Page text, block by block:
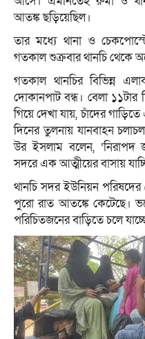
আতঙ্ক ছড়িয়েছিল।
তার মধ্যে থানা ও
গতকাল শুক্রবার থানচি থেকে
গতকাল থানচির বিভিন্ন
দোকানপাট বন্ধ। বেলা ১১টার
গিয়ে দেখা যায়, চাঁদের
দিনের তুলনায় যানবাহন
উর ইসলাম বলেন, ‘নিরাপদ
সদরে এক আত্মীয়ের বাসায়
থানচি সদর ইউনিয়ন পরিষদের
পুরো রাত আতঙ্কে কেটেছে।
পরিচিতজনের বাড়িতে চলে